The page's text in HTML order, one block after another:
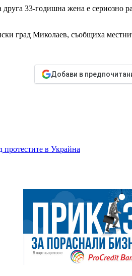
33-годишна жена е сериозно
град Миколаев, съобщиха
Добави в
в Украйна